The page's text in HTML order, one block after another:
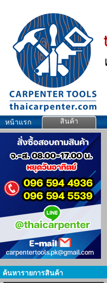
หน้าแรก สินค้า
ค้นหารายการสินค้า